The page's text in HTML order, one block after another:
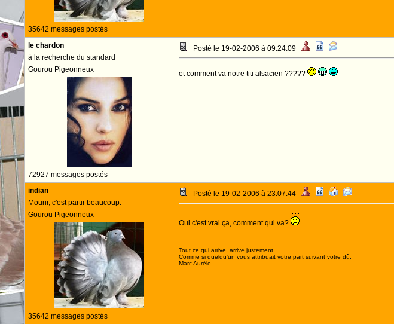
35642 messages postés
le chardon
à la recherche du standard
Gourou Pigeonneux
72927 messages postés
Posté le 19-02-2006 à 09:24:09
et comment va notre titi alsacien ?????
indian
Mourir, c'est partir beaucoup.
Gourou Pigeonneux
35642 messages postés
Posté le 19-02-2006 à 23:07:44
Oui c'est vrai ça, comment qui va?
--------------------
Tout ce qui arrive, arrive justement.
Comme si quelqu'un vous attribuait votre part suivant votre dû.
Marc Aurèle